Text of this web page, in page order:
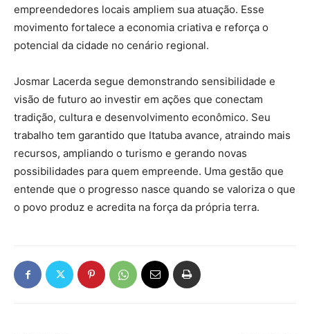
empreendedores locais ampliem sua atuação. Esse
movimento fortalece a economia criativa e reforça o
potencial da cidade no cenário regional.
Josmar Lacerda segue demonstrando sensibilidade e
visão de futuro ao investir em ações que conectam
tradição, cultura e desenvolvimento econômico. Seu
trabalho tem garantido que Itatuba avance, atraindo mais
recursos, ampliando o turismo e gerando novas
possibilidades para quem empreende. Uma gestão que
entende que o progresso nasce quando se valoriza o que
o povo produz e acredita na força da própria terra.